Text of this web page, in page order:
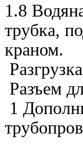
1.8
трубка,
краном.
Разъем
1